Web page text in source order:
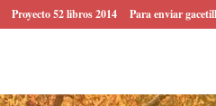
Proyecto 52 libros 2014 Para enviar